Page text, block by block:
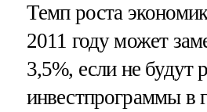
Темп роста
2011 году может
3,5%, если не будут
инвестпрограммы в